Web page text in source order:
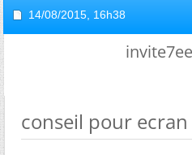
14/08/2015, 16h38
conseil pour